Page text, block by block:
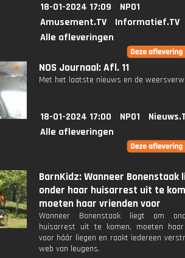
18-01-2024 17:09
NPO1
Amusement.TV
Informatief.TV
Alle afleveringen
NOS Journaal: Afl. 11
Met het laatste nieuws en de
18-01-2024 17:00 NPO1
Alle afleveringen
BarnKidz: Wanneer Bonenstaak
onder haar huisarrest uit te
moeten haar vrienden voor
Wanneer Bonenstaak liegt om
huisarrest uit te komen, moeten haar
voor háár liegen en raakt iedereen
web van leugens.